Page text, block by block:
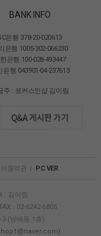
BANK INFO
은행 378-20-020613
은행 1005-302-066230
은행 100-028-493447
은행 043901-04-237613
주 : 포커스인샵 김이림
이용약관 PC VER
: 김이림
: 02-6242-6805
3 (방배동 1층)